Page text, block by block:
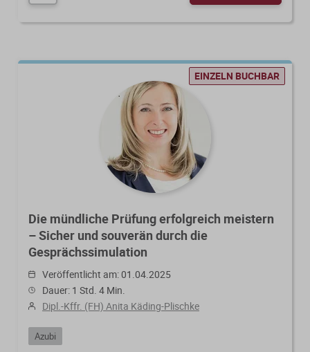
EINZELN BUCHBAR
Die mündliche Prüfung erfolgreich meistern
– Sicher und souverän durch die
Gesprächssimulation
Veröffentlicht am: 01.04.2025
Dauer: 1 Std. 4 Min.
Dipl.-Kffr. (FH) Anita Käding-Plischke
Azubi